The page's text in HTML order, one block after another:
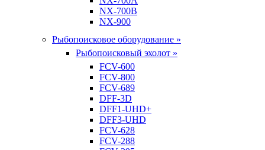
NX-700B
NX-900
Рыбопоисковое оборудование »
Рыбопоисковый эхолот »
FCV-600
FCV-800
FCV-689
DFF-3D
DFF1-UHD+
DFF3-UHD
FCV-628
FCV-288